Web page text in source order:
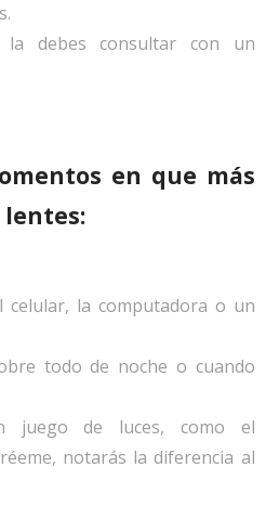
debes consultar con un
en que más
lentes:
celular, la computadora o un
todo de noche o cuando
juego de luces, como el
notarás la diferencia al